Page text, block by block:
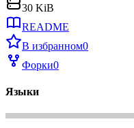
30 KiB
README
В избранном0
Форки0
Языки